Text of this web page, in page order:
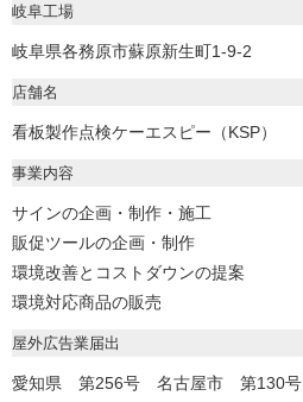
岐阜工場
岐阜県各務原市蘇原新生町1-9-2
店舗名
看板製作点検ケーエスピー（KSP）
事業内容
サインの企画・制作・施工
販促ツールの企画・制作
環境改善とコストダウンの提案
環境対応商品の販売
屋外広告業届出
愛知県 第256号 名古屋市 第130号